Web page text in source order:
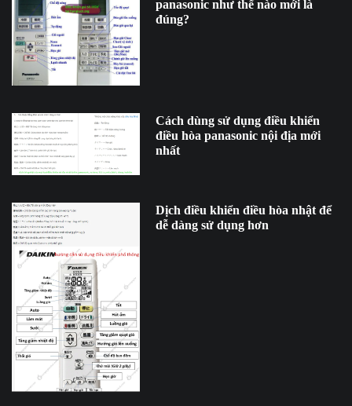
panasonic như thế nào mới là
đúng?
Cách dùng sử dụng điều khiển
điều hòa panasonic nội địa mới
nhất
Dịch điều khiển điều hòa nhật để
dễ dàng sử dụng hơn